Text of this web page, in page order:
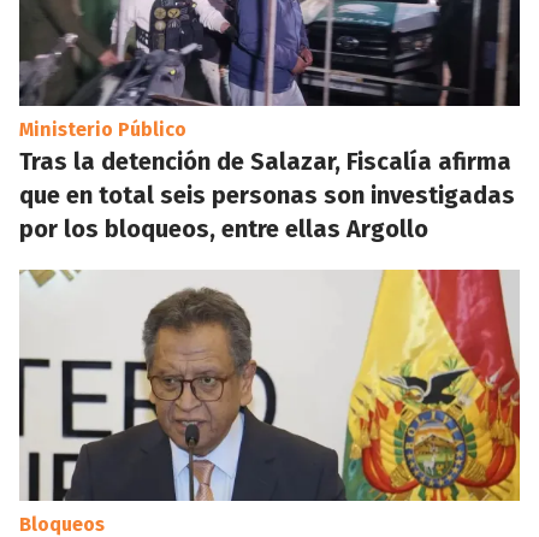
Ministerio Público
Tras la detención de Salazar, Fiscalía afirma
que en total seis personas son investigadas
por los bloqueos, entre ellas Argollo
Bloqueos